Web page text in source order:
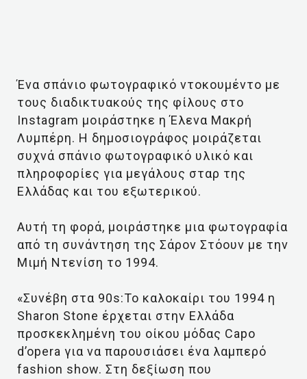
Ένα σπάνιο φωτογραφικό ντοκουμέντο με
τους διαδικτυακούς της φίλους στο
Instagram μοιράστηκε η Έλενα Μακρή
Λυμπέρη. Η δημοσιογράφος μοιράζεται
συχνά σπάνιο φωτογραφικό υλικό και
πληροφορίες για μεγάλους σταρ της
Ελλάδας και του εξωτερικού.
Αυτή τη φορά, μοιράστηκε μια φωτογραφία
από τη συνάντηση της Σάρον Στόουν με την
Μιμή Ντενίση το 1994.
«Συνέβη στα 90s:Το καλοκαίρι του 1994 η
Sharon Stone έρχεται στην Ελλάδα
προσκεκλημένη του οίκου μόδας Capo
d’opera για να παρουσιάσει ένα λαμπερό
fashion show. Στη δεξίωση που